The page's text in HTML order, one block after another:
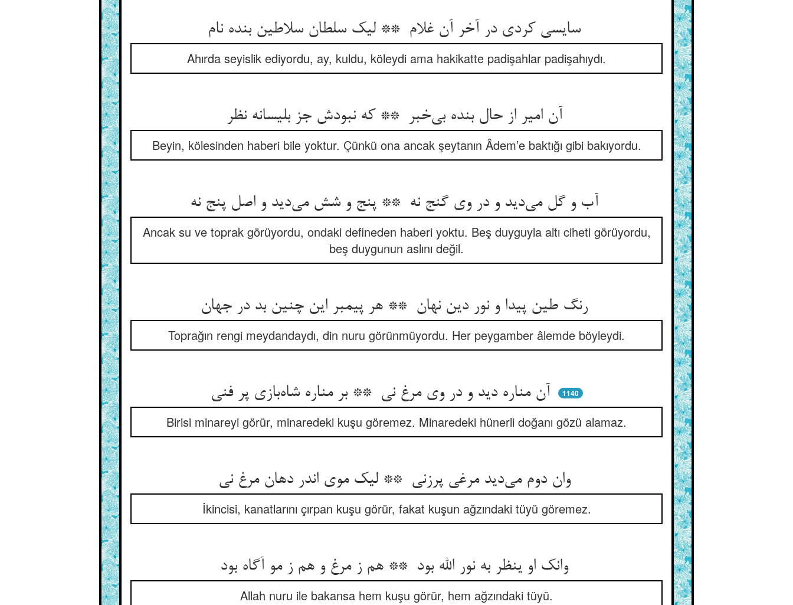
سایسی کردی در آخر آن غلام ** لیک سلطان سلاطین بنده نام
Ahırda seyislik ediyordu, ay, kuldu, köleydi ama hakikatte padişahlar padişahıydı.
Beyin, kölesinden haberi bile yoktur. Çünkü ona ancak şeytanın Âdem’e baktığı gibi bakıyordu.
Ancak su ve toprak görüyordu, ondaki defineden haberi yoktu. Beş duyguyla altı ciheti görüyordu,
beş duygunun aslını değil.
Toprağın rengi meydandaydı, din nuru görünmüyordu. Her peygamber âlemde böyleydi.
1140
Birisi minareyi görür, minaredeki kuşu göremez. Minaredeki hünerli doğanı gözü alamaz.
وان دوم می‌دید مرغی پرزنی ** لیک موی اندر دهان مرغ نی
İkincisi, kanatlarını çırpan kuşu görür, fakat kuşun ağzındaki tüyü göremez.
وانک او ینظر به نور الله بود ** هم ز مرغ و هم ز مو آگاه بود
Allah nuru ile bakansa hem kuşu görür, hem ağzındaki tüyü.